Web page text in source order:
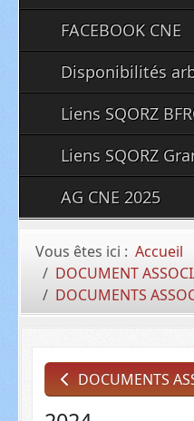
FACEBOOK CNE
Disponibilités
Liens SQORZ
Liens SQORZ
AG CNE 2025
Vous êtes ici : Accueil
DOCUMENT
DOCUMENTS
DOCUMENTS